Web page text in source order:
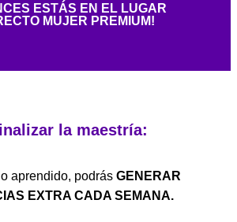
ESTÁS EN EL LUGAR
MUJER PREMIUM!
la maestría:
aprendido, podrás GENERAR
EXTRA CADA SEMANA.